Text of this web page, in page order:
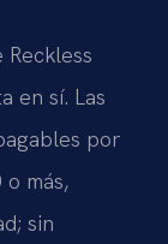
en sí. Las
por
más,
sin